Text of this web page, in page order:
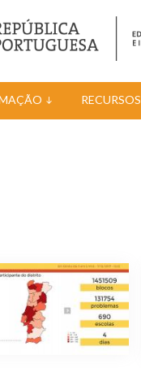
RECURSOS